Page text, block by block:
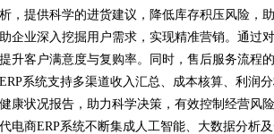
，提供科学的进货建议，降低库存积压风险，
企业深入挖掘用户需求，实现精准营销。通过
升客户满意度与复购率。同时，售后服务流程
系统支持多渠道收入汇总、成本核算、利润
康状况报告，助力科学决策，有效控制经营风
电商ERP系统不断集成人工智能、大数据分析